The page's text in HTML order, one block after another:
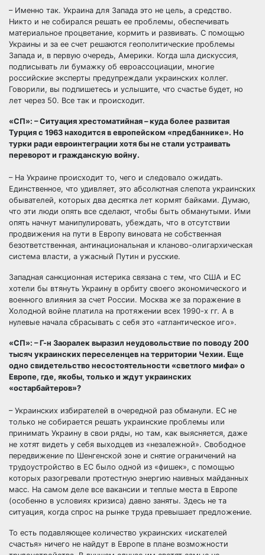
– Именно так. Украина для Запада это не цель, а средство.
Никто и не собирался решать ее проблемы, обеспечивать
материальное процветание, кормить и развивать. С помощью
Украины и за ее счет решаются геополитические проблемы
Запада и, в первую очередь, Америки. Когда шла дискуссия,
подписывать ли бумажку об евроассоциации, многие
российские эксперты предупреждали украинских коллег.
Говорили, вы подпишетесь и услышите, что счастье будет, но
лет через 50. Все так и происходит.
«СП»: – Ситуация хрестоматийная – куда более развитая
Турция с 1963 находится в европейском «предбаннике». Но
турки ради евроинтеграции хотя бы не стали устраивать
переворот и гражданскую войну.
– На Украине происходит то, чего и следовало ожидать.
Единственное, что удивляет, это абсолютная слепота украинских
обывателей, которых два десятка лет кормят байками. Думаю,
что эти люди опять все сделают, чтобы быть обманутыми. Ими
опять начнут манипулировать, убеждать, что в отсутствии
продвижения на пути в Европу виновата не собственная
безответственная, антинациональная и кланово-олигархическая
система власти, а ужасный Путин и русские.
Западная санкционная истерика связана с тем, что США и ЕС
хотели бы втянуть Украину в орбиту своего экономического и
военного влияния за счет России. Москва же за поражение в
Холодной войне платила на протяжении всех 1990-х гг. А в
нулевые начала сбрасывать с себя это «атлантическое иго».
«СП»: – Г-н Заоралек выразил неудовольствие по поводу 200
тысяч украинских переселенцев на территории Чехии. Еще
одно свидетельство несостоятельности «светлого мифа» о
Европе, где, якобы, только и ждут украинских
«остарбайтеров»?
– Украинских избирателей в очередной раз обманули. ЕС не
только не собирается решать украинские проблемы или
принимать Украину в свои ряды, но там, как выясняется, даже
не хотят видеть у себя выходцев из «незалежной». Свободное
передвижение по Шенгенской зоне и снятие ограничений на
трудоустройство в ЕС было одной из «фишек», с помощью
которых разогревали протестную энергию наивных майданных
масс. На самом деле все вакансии и теплые места в Европе
(особенно в условиях кризиса) давно заняты. Здесь не та
ситуация, когда спрос на рынке труда превышает предложение.
То есть подавляющее количество украинских «искателей
счастья» ничего не найдут в Европе в плане возможности